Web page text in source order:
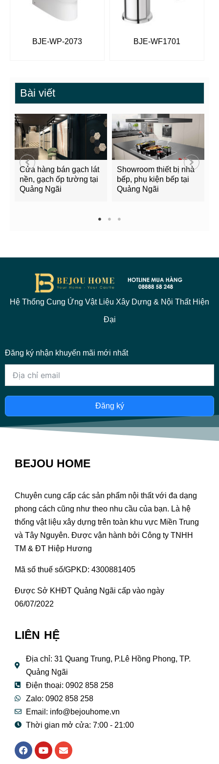
BJE-WP-2073 BJE-WF1701
Bài viết
Cửa hàng bán gạch lát
nền, gạch ốp tường tại
Quảng Ngãi
Showroom thiết bị nhà
bếp, phụ kiện bếp tại
Quảng Ngãi
1 2 3
Hệ Thống Cung Ứng Vật Liệu Xây Dựng & Nội Thất Hiện
Đại
Đăng ký nhận khuyến mãi mới nhất
Đăng ký
BEJOU HOME
Chuyên cung cấp các sản phẩm nội thất với đa dạng
phong cách cũng như theo nhu cầu của bạn. Là hệ
thống vật liệu xây dựng trên toàn khu vực Miền Trung
và Tây Nguyên. Được vận hành bởi Công ty TNHH
TM & ĐT Hiệp Hương
Mã số thuế số/GPKD: 4300881405
Được Sở KHĐT Quảng Ngãi cấp vào ngày
06/07/2022
LIÊN HỆ
Địa chỉ: 31 Quang Trung, P.Lê Hồng Phong, TP.
Quảng Ngãi
Điện thoại: 0902 858 258
Zalo: 0902 858 258
Email: info@bejouhome.vn
Thời gian mở cửa: 7:00 - 21:00
F
a
Y
o
E
n